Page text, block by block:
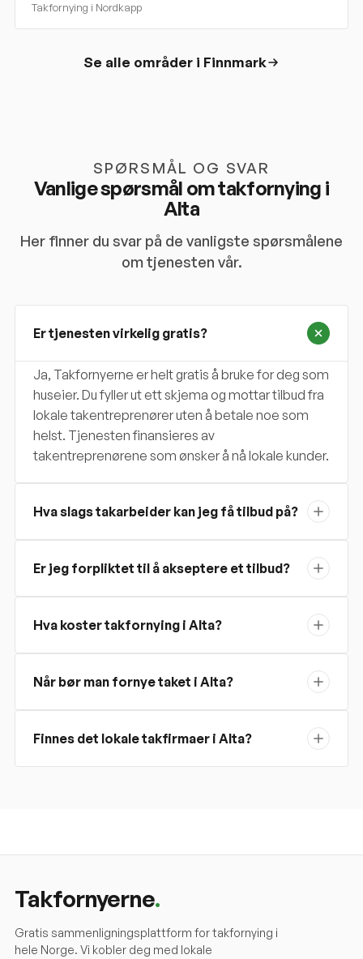
Takfornying i Nordkapp
Se alle områder i Finnmark
SPØRSMÅL OG SVAR
Vanlige spørsmål om takfornying i
Alta
Her finner du svar på de vanligste spørsmålene
om tjenesten vår.
Er tjenesten virkelig gratis?
Ja, Takfornyerne er helt gratis å bruke for deg som
huseier. Du fyller ut ett skjema og mottar tilbud fra
lokale takentreprenører uten å betale noe som
helst. Tjenesten finansieres av
takentreprenørene som ønsker å nå lokale kunder.
Hva slags takarbeider kan jeg få tilbud på?
Er jeg forpliktet til å akseptere et tilbud?
Hva koster takfornying i Alta?
Når bør man fornye taket i Alta?
Finnes det lokale takfirmaer i Alta?
Takfornyerne.
Gratis sammenligningsplattform for takfornying i
hele Norge. Vi kobler deg med lokale